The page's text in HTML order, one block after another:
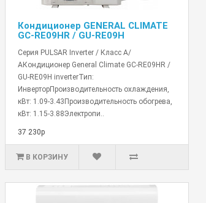
Кондиционер GENERAL CLIMATE
GC-RE09HR / GU-RE09H
Серия PULSAR Inverter / Класс А/
АКондиционер General Climate GC-RE09HR /
GU-RE09H inverterТип:
ИнверторПроизводительность охлаждения,
кВт: 1.09-3.43Производительность обогрева,
кВт: 1.15-3.88Электропи..
37 230р
В КОРЗИНУ